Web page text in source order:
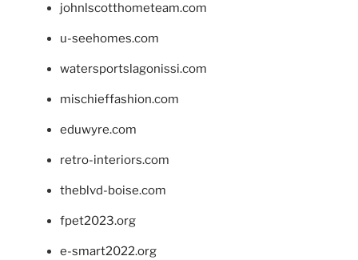
johnlscotthometeam.com
u-seehomes.com
watersportslagonissi.com
mischieffashion.com
eduwyre.com
retro-interiors.com
theblvd-boise.com
fpet2023.org
e-smart2022.org